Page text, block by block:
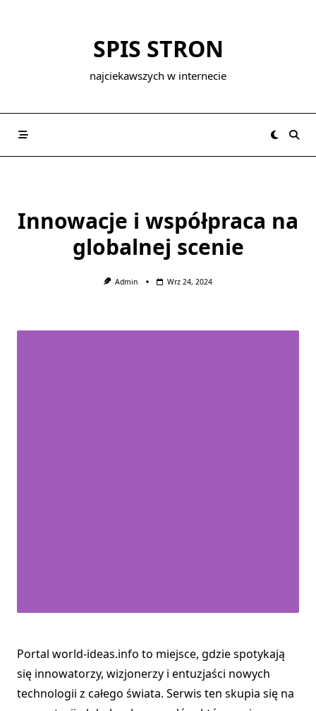
SPIS STRON
najciekawszych w internecie
Innowacje i współpraca na
globalnej scenie
Admin Wrz 24, 2024
Portal world-ideas.info to miejsce, gdzie spotykają
się innowatorzy, wizjonerzy i entuzjaści nowych
technologii z całego świata. Serwis ten skupia się na